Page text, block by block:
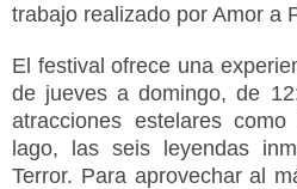
trabajo realizado por Amor a
El festival ofrece una
de jueves a domingo, de
atracciones estelares
lago, las seis leyendas
Terror. Para aprovechar al